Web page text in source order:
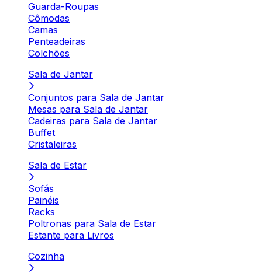
Guarda-Roupas
Cômodas
Camas
Penteadeiras
Colchões
Sala de Jantar
Conjuntos para Sala de Jantar
Mesas para Sala de Jantar
Cadeiras para Sala de Jantar
Buffet
Cristaleiras
Sala de Estar
Sofás
Painéis
Racks
Poltronas para Sala de Estar
Estante para Livros
Cozinha